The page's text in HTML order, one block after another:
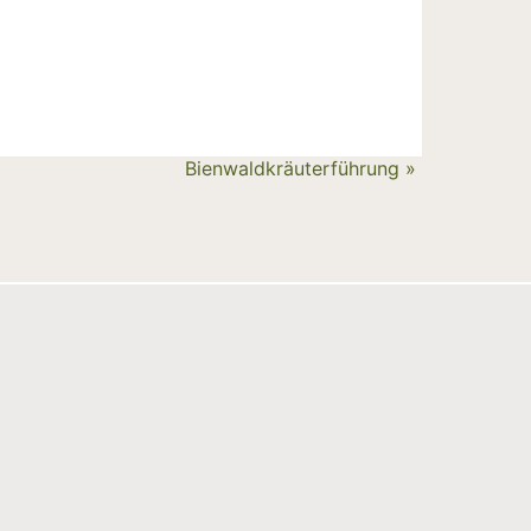
Bienwaldkräuterführung »